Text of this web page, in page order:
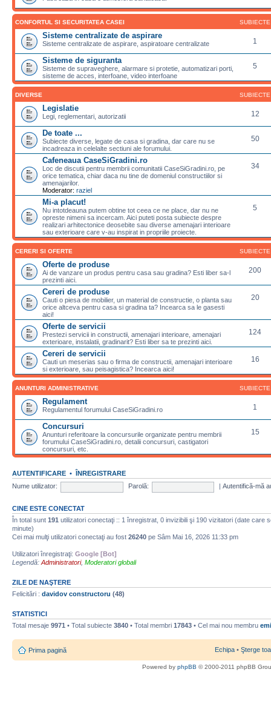
CONFORTUL SI SECURITATEA CASEI SUBIECTE
Sisteme centralizate de aspirare
Sisteme centralizate de aspirare, aspiratoare centralizate 1
Sisteme de siguranta
Sisteme de supraveghere, alarmare si protetie, automatizari porti,
sisteme de acces, interfoane, video interfoane
5
DIVERSE SUBIECTE
Legislatie
Legi, reglementari, autorizatii 12
De toate ...
Subiecte diverse, legate de casa si gradina, dar care nu se
incadreaza in celelalte sectiuni ale forumului.
50
Cafeneaua CaseSiGradini.ro
Loc de discutii pentru membrii comunitatii CaseSiGradini.ro, pe
orice tematica, chiar daca nu tine de domeniul constructiilor si
amenajarilor.
Moderator: raziel
34
Mi-a placut!
Nu intotdeauna putem obtine tot ceea ce ne place, dar nu ne
opreste nimeni sa incercam. Aici puteti posta subiecte despre
realizari arhitectonice deosebite sau diverse amenajari interioare
sau exterioare care v-au inspirat in propriile proiecte.
5
CERERI SI OFERTE SUBIECTE
Oferte de produse
Ai de vanzare un produs pentru casa sau gradina? Esti liber sa-l
prezinti aici.
200
Cereri de produse
Cauti o piesa de mobilier, un material de constructie, o planta sau
orice altceva pentru casa si gradina ta? Incearca sa le gasesti
aici!
20
Oferte de servicii
Prestezi servicii in constructii, amenajari interioare, amenajari
exterioare, instalatii, gradinarit? Esti liber sa te prezinti aici.
124
Cereri de servicii
Cauti un meserias sau o firma de constructii, amenajari interioare
si exterioare, sau peisagistica? Incearca aici!
16
ANUNTURI ADMINISTRATIVE SUBIECTE
Regulament
Regulamentul forumului CaseSiGradini.ro 1
Concursuri
Anunturi referitoare la concursurile organizate pentru membrii
forumului CaseSiGradini.ro, detalii concursuri, castigatori
concursuri, etc.
15
AUTENTIFICARE • ÎNREGISTRARE
Nume utilizator:
Parolă: Autentifică-mă
CINE ESTE CONECTAT
În total sunt 191 utilizatori conectaţi :: 1 înregistrat, 0 invizibili şi 190 vizitatori (date care
minute)
Cei mai mulţi utilizatori conectaţi au fost 26240 pe Sâm Mai 16, 2026 11:33 pm
Utilizatori înregistraţi: Google [Bot]
Legendă: Administratori, Moderatori globali
ZILE DE NAŞTERE
Felicitări : davidov constructoru (48)
STATISTICI
Total mesaje 9971 • Total subiecte 3840 • Total membri 17843 • Cel mai nou membru
Prima pagină Echipa • Şterge
Powered by phpBB © 2000-2011 phpBB